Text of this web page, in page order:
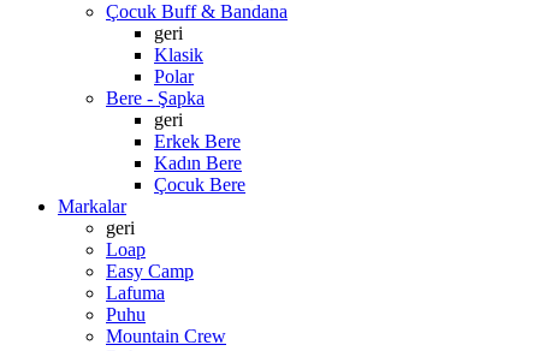
Çocuk Buff & Bandana
geri
Klasik
Polar
Bere - Şapka
geri
Erkek Bere
Kadın Bere
Çocuk Bere
Markalar
geri
Loap
Easy Camp
Lafuma
Puhu
Mountain Crew